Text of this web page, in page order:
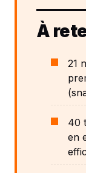
À
21
40
en